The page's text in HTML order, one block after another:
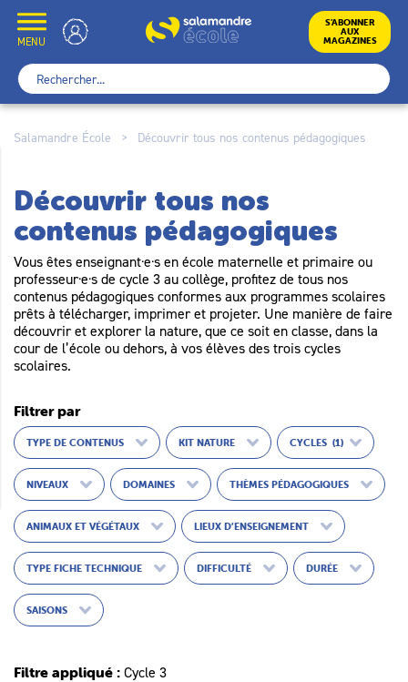
content
MENU
École S’ABONNER
AUX
MAGAZINES
Rechercher :
Salamandre École > Découvrir tous nos contenus pédagogiques
Découvrir tous nos
contenus pédagogiques
Vous êtes enseignant·e·s en école maternelle et primaire ou
professeur·e·s de cycle 3 au collège, profitez de tous nos
contenus pédagogiques conformes aux programmes scolaires
prêts à télécharger, imprimer et projeter. Une manière de faire
découvrir et explorer la nature, que ce soit en classe, dans la
cour de l’école ou dehors, à vos élèves des trois cycles
scolaires.
Filtrer par
TYPE DE CONTENUS KIT NATURE CYCLES (1)
NIVEAUX DOMAINES THÈMES PÉDAGOGIQUES
ANIMAUX ET VÉGÉTAUX LIEUX D’ENSEIGNEMENT
TYPE FICHE TECHNIQUE DIFFICULTÉ DURÉE
SAISONS
Filtre appliqué : Cycle 3